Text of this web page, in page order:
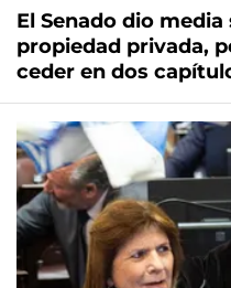
El Senado dio
propiedad privada,
ceder en dos